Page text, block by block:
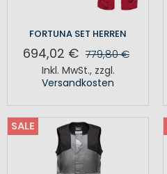
FORTUNA SET HERREN
694,02 € 779,80 €
Inkl. MwSt., zzgl.
Versandkosten
SALE